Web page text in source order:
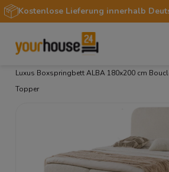
Kostenlose Lieferung innerhalb
Startseite » Möbel
Luxus Boxspringbett ALBA 180x200 cm
Topper